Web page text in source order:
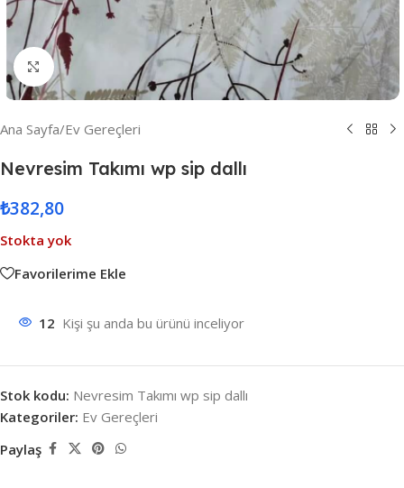
Resmi Büyüt
Ana Sayfa/Ev Gereçleri
Nevresim Takımı wp sip dallı
₺382,80
Stokta yok
Favorilerime Ekle
12 Kişi şu anda bu ürünü inceliyor
Stok kodu: Nevresim Takımı wp sip dallı
Kategoriler: Ev Gereçleri
Paylaş